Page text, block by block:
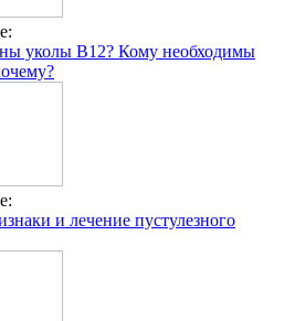
уколы В12? Кому необходимы
и лечение пустулезного